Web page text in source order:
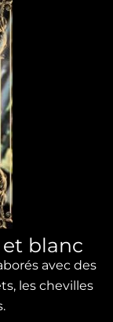
blanc
avec des
les chevilles